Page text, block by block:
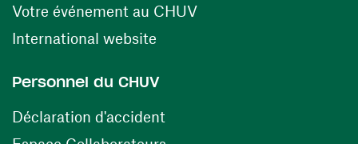
Votre événement au CHUV(ouvre une nouvelle
International website
Personnel du CHUV
Déclaration d'accident